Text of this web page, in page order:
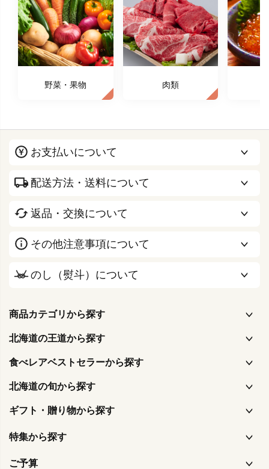
野菜・果物 肉類
お支払いについて
配送方法・送料について
返品・交換について
その他注意事項について
のし（熨斗）について
商品カテゴリから探す
北海道の王道から探す
食べレアベストセラーから探す
北海道の旬から探す
ギフト・贈り物から探す
特集から探す
ご予算